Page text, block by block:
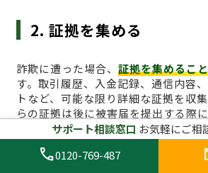
2. 証拠を集める
詐欺に遭った場合、 証拠を集めるこ
す。取引履歴、入金記録、通信内容
トなど、可能な限り詳細な証拠を収
らの証拠は後に被害届を提出する際
す。また、サイトが提供している情
を証明するためにも、取引履歴や取
は必須です。特に、引き出しができ
サポート相談窓口 お気軽にご相
call0120-769-487